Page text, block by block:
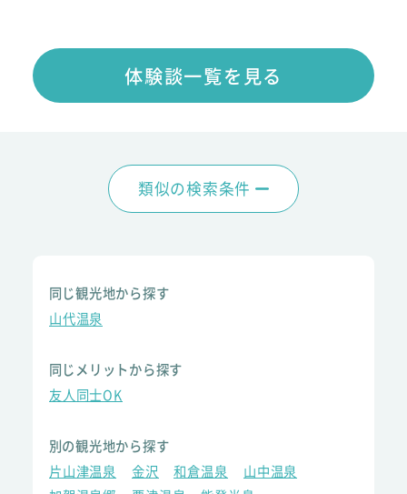
体験談一覧を見る
類似の検索条件
同じ観光地から探す
山代温泉
同じメリットから探す
友人同士OK
別の観光地から探す
片山津温泉
金沢 和倉温泉
山中温泉